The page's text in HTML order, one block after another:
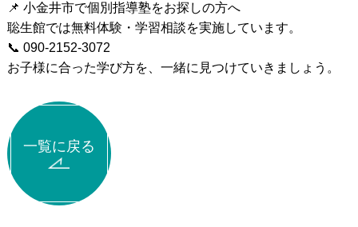
📌 小金井市で個別指導塾をお探しの方へ
聡生館では無料体験・学習相談を実施しています。
📞 090-2152-3072
お子様に合った学び方を、一緒に見つけていきましょう。
一覧に戻る